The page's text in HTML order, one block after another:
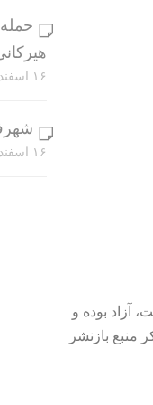
۱۶ اسفند ۱۴۰۰
۱۶ اسفند ۱۴۰۰
آزاد بوده و
منبع بازنشر